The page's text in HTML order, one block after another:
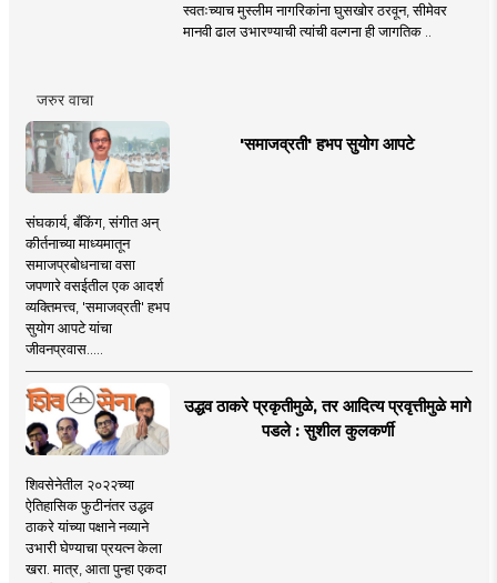
स्वतःच्याच मुस्लीम नागरिकांना घुसखोर ठरवून, सीमेवर
मानवी ढाल उभारण्याची त्यांची वल्गना ही जागतिक ..
जरुर वाचा
'समाजव्रती' हभप सुयोग आपटे
संघकार्य, बँकिंग, संगीत अन्
कीर्तनाच्या माध्यमातून
समाजप्रबोधनाचा वसा
जपणारे वसईतील एक आदर्श
व्यक्तिमत्त्व, 'समाजव्रती' हभप
सुयोग आपटे यांचा
जीवनप्रवास.....
उद्धव ठाकरे प्रकृतीमुळे, तर आदित्य प्रवृत्तीमुळे मागे
पडले : सुशील कुलकर्णी
शिवसेनेतील २०२२च्या
ऐतिहासिक फुटीनंतर उद्धव
ठाकरे यांच्या पक्षाने नव्याने
उभारी घेण्याचा प्रयत्न केला
खरा. मात्र, आता पुन्हा एकदा